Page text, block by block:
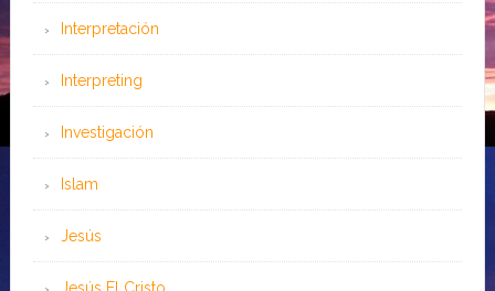
Interpretación
Interpreting
Investigación
Islam
Jesús